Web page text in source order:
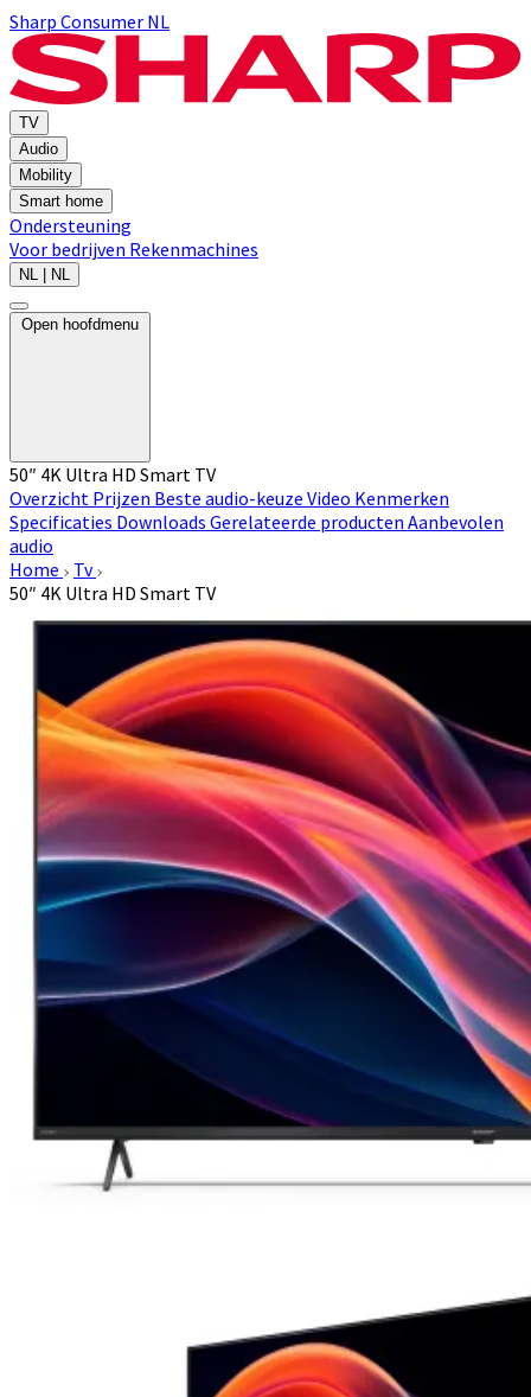
Sharp Consumer NL
TV
Audio
Mobility
Smart home
Ondersteuning
Voor bedrijven Rekenmachines
NL | NL
Open hoofdmenu
50″ 4K Ultra HD Smart TV
Overzicht Prijzen Beste audio-keuze Video Kenmerken
Specificaties Downloads Gerelateerde producten Aanbevolen
audio
Home
Tv
50″ 4K Ultra HD Smart TV